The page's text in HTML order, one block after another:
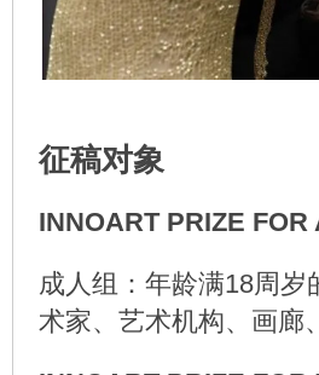
征稿对象
INNOART PRIZE FOR
成人组：年龄满18周
术家、艺术机构、画廊